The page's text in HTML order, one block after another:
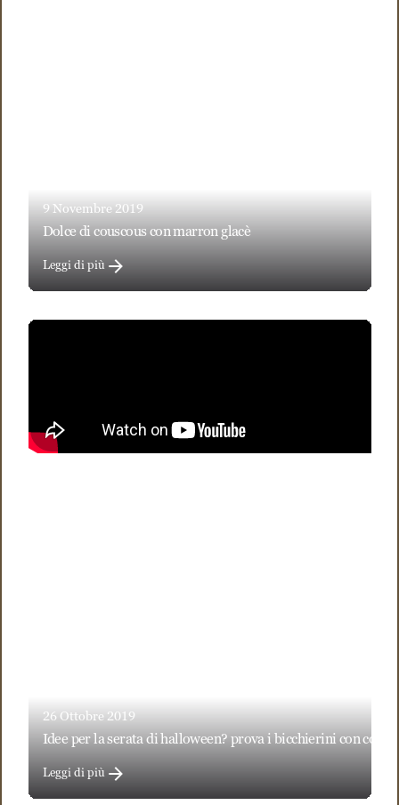
9 Novembre 2019
dolce di couscous con marron glacè
Leggi di più
26 Ottobre 2019
idee per la serata di halloween? prova i bicchierini con
Leggi di più